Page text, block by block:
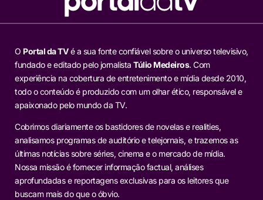
O Portal da TVé a sua fonte confiável sobre o universo televisivo,
fundado e editado pelo jornalista Túlio Medeiros. Com
experiência na cobertura de entretenimento e mídia desde 2010,
todo o conteúdo é produzido com um olhar ético, responsável e
apaixonado pelo mundo da TV.
Cobrimos diariamente os bastidores de novelas e realities,
analisamos programas de auditório e telejornais, e trazemos as
últimas notícias sobre séries, cinema e o mercado de mídia.
Nossa missão é fornecer informação factual, análises
aprofundadas e reportagens exclusivas para os leitores que
buscam mais do que o óbvio.